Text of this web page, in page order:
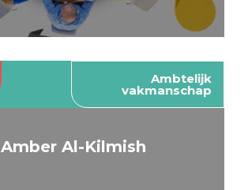
Ambtelijk
vakmanschap
Amber Al-Kilmish